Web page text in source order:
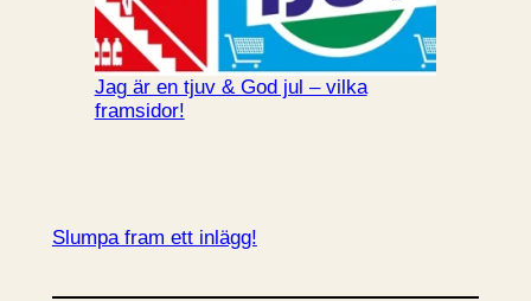
Jag är en tjuv & God jul – vilka
framsidor!
Slumpa fram ett inlägg!